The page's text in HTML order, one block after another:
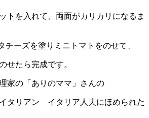
トを入れて、両面がカリカリになるま
チーズを塗りミニトマトをのせて、
せたら完成です。
家の「ありのママ」さんの
イタリアン イタリア人夫にほめられた